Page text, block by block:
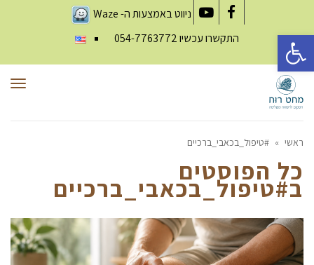
Facebook
YouTube
ניווט באמצעות ה-Waze
התקשרו עכשיו054-7763772
ראשי » #טיפול_בכאבי_ברכיים
כל הפוסטים
ב#טיפול_בכאבי_ברכיים
פתח סרגל נגישות